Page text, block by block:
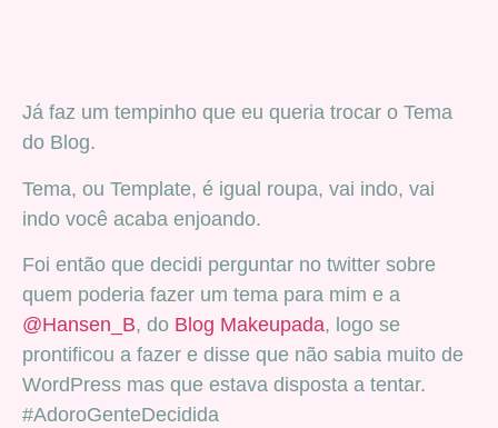
Já faz um tempinho que eu queria trocar o Tema
do Blog.
Tema, ou Template, é igual roupa, vai indo, vai
indo você acaba enjoando.
Foi então que decidi perguntar no twitter sobre
quem poderia fazer um tema para mim e a
@Hansen_B, do Blog Makeupada, logo se
prontificou a fazer e disse que não sabia muito de
WordPress mas que estava disposta a tentar.
#AdoroGenteDecidida